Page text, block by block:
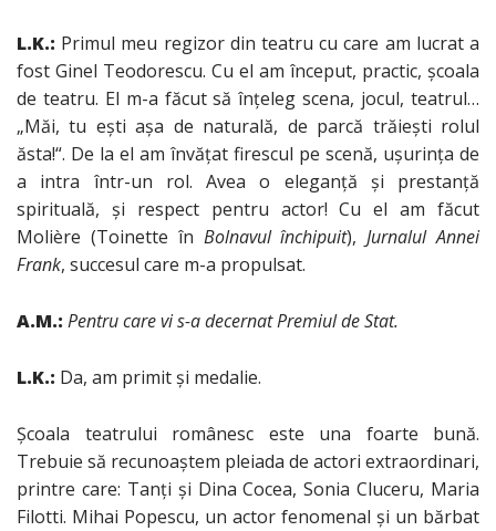
L.K.: Primul meu regizor din teatru cu care am lucrat a
fost Ginel Teodorescu. Cu el am început, practic, şcoala
de teatru. El m-a făcut să înţeleg scena, jocul, teatrul…
„Măi, tu eşti aşa de naturală, de parcă trăieşti rolul
ăsta!“. De la el am învăţat firescul pe scenă, uşurinţa de
a intra într-un rol. Avea o eleganţă şi prestanţă
spirituală, şi respect pentru actor! Cu el am făcut
Molière (Toinette în Bolnavul închipuit),Jurnalul Annei
Frank, succesul care m-a propulsat.
A.M.: Pentru care vi s-a decernat Premiul de Stat.
L.K.: Da, am primit şi medalie.
Şcoala teatrului românesc este una foarte bună.
Trebuie să recunoaştem pleiada de actori extraordinari,
printre care: Tanţi şi Dina Cocea, Sonia Cluceru, Maria
Filotti. Mihai Popescu, un actor fenomenal şi un bărbat